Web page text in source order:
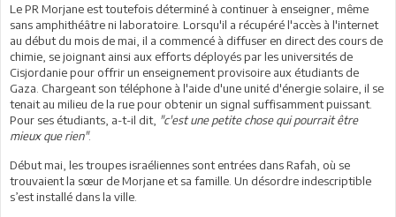
Le PR Morjane est toutefois déterminé à continuer à enseigner, même
sans amphithéâtre ni laboratoire. Lorsqu'il a récupéré l'accès à l'internet
au début du mois de mai, il a commencé à diffuser en direct des cours de
chimie, se joignant ainsi aux efforts déployés par les universités de
Cisjordanie pour offrir un enseignement provisoire aux étudiants de
Gaza. Chargeant son téléphone à l'aide d'une unité d'énergie solaire, il se
tenait au milieu de la rue pour obtenir un signal suffisamment puissant.
Pour ses étudiants, a-t-il dit, "c'est une petite chose qui pourrait être
mieux que rien".
Début mai, les troupes israéliennes sont entrées dans Rafah, où se
trouvaient la sœur de Morjane et sa famille. Un désordre indescriptible
s’est installé dans la ville.